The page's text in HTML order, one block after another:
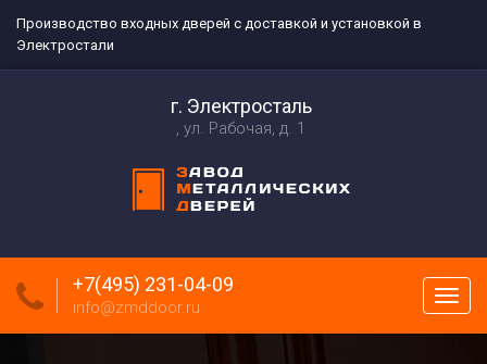
Производство входных дверей с доставкой и установкой в
Электростали
г. Электросталь
ул. Рабочая, д. 1
меню
+7(495) 231-04-09
info@zmddoor.ru